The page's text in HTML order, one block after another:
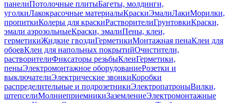
панелиПотолочные плитыБагеты, молдинги,
уголкиЛакокрасочные материалыКраскиЭмалиЛакиМорилки,
пропиткиКолеры для краскиРастворителиГрунтовкиКраски,
эмали аэрозольныеКраски, эмалиПены, клеи,
герметикиЖидкие гвоздиГерметикиМонтажная пенаКлеи для
обоевКлеи для напольных покрытийОчистители,
растворителиФиксаторы резьбыКлеиГерметики,
пеныЭлектромонтажное оборудованиеРозетки и
выключателиЭлектрические звонкиКоробки
распределительные и подрозетникиЭлектропатроныВилки,
штепселиМолниеприемникиЗаземлениеЭлектромонтажные